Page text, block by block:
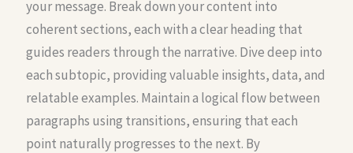
your message. Break down your content into
coherent sections, each with a clear heading that
guides readers through the narrative. Dive deep into
each subtopic, providing valuable insights, data, and
relatable examples. Maintain a logical flow between
paragraphs using transitions, ensuring that each
point naturally progresses to the next. By